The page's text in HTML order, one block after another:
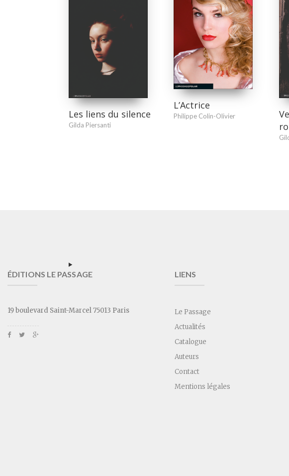
Les liens du silence
Gilda Piersanti
L’Actrice
Philippe Colin-Olivier
ÉDITIONS LE PASSAGE
19 boulevard Saint-Marcel 75013 Paris
LIENS
Le Passage
Actualités
Catalogue
Auteurs
Contact
Mentions légales